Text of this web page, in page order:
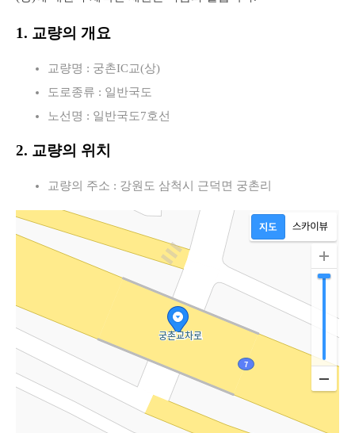
1. 교량의 개요
교량명 : 궁촌IC교(상)
도로종류 : 일반국도
노선명 : 일반국도7호선
2. 교량의 위치
교량의 주소 : 강원도 삼척시 근덕면 궁촌리